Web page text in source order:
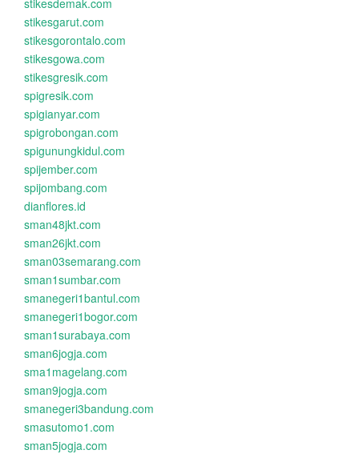
stikesdemak.com
stikesgarut.com
stikesgorontalo.com
stikesgowa.com
stikesgresik.com
spigresik.com
spigianyar.com
spigrobongan.com
spigunungkidul.com
spijember.com
spijombang.com
dianflores.id
sman48jkt.com
sman26jkt.com
sman03semarang.com
sman1sumbar.com
smanegeri1bantul.com
smanegeri1bogor.com
sman1surabaya.com
sman6jogja.com
sma1magelang.com
sman9jogja.com
smanegeri3bandung.com
smasutomo1.com
sman5jogja.com